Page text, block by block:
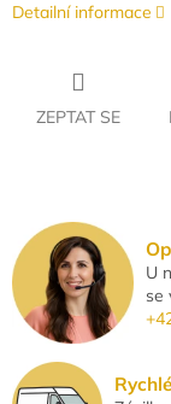
Detailní informace
ZEPTAT SE
U
se